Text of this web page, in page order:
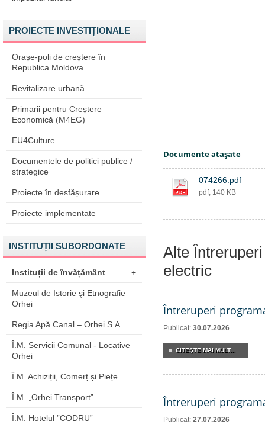
PROIECTE INVESTIȚIONALE
Orașe-poli de creștere în
Republica Moldova
Revitalizare urbană
Primarii pentru Creștere
Economică (M4EG)
EU4Culture
Documentele de politici publice /
strategice
Proiecte în desfășurare
Proiecte implementate
INSTITUȚII SUBORDONATE
Instituții de învățământ +
Muzeul de Istorie şi Etnografie
Orhei
Regia Apă Canal – Orhei S.A.
Î.M. Servicii Comunal - Locative
Orhei
Î.M. Achiziții, Comerț și Piețe
Î.M. „Orhei Transport”
Î.M. Hotelul ”CODRU”
Documente ataşate
074266.pdf
pdf, 140 KB
Alte
electric
Întreruperi
Publicat: 30.07.2026
CITEŞTE MAI MULT...
Întreruperi
Publicat: 27.07.2026